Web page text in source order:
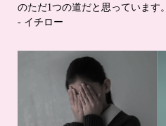
のただ1つの道だと思っています。
- イチロー